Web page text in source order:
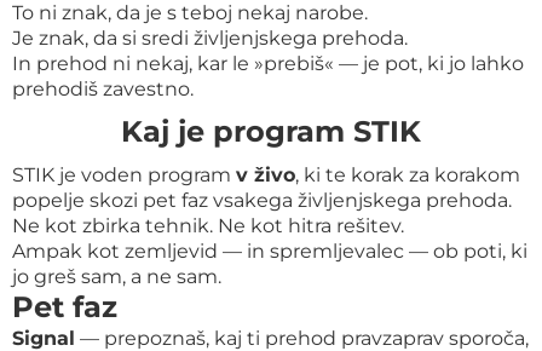
To ni znak, da je s teboj nekaj narobe.
Je znak, da si sredi življenjskega prehoda.
In prehod ni nekaj, kar le »prebiš« — je pot, ki jo lahko
prehodiš zavestno.
Kaj je program STIK
STIK je voden program v živo, ki te korak za korakom
popelje skozi pet faz vsakega življenjskega prehoda.
Ne kot zbirka tehnik. Ne kot hitra rešitev.
Ampak kot zemljevid — in spremljevalec — ob poti, ki
jo greš sam, a ne sam.
Pet faz
Signal — prepoznaš, kaj ti prehod pravzaprav sporoča,